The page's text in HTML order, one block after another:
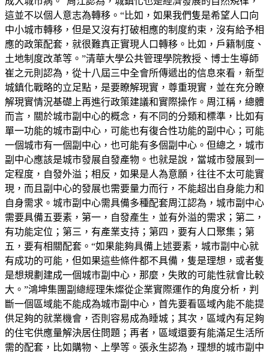
這並不以個人意志為轉移。“比如，如果我們隻是希望人口向
中小城市轉移，但是又沒有打破相應的制度約束，沒有給予相
應的政策配套，就很難真正實現人口轉移。比如，戶籍制度、
土地制度改革等。”清華大學公共管理學院教授、博士生導師
崔之元則認為，從十八屆三中全會所傳遞出的信息來看，新型
城鎮化戰略的立足點，是要瞭解現實，尊重現實，並在充分瞭
解現實情況基礎上再進行政策建議和實際操作。周江稱，總體
而言，關於城市副中心的概念，有不同的分類和標準，比如有
單一功能的城市副中心，可能也有復合性功能的副中心；可能
一個城市有一個副中心，也可能有多個副中心。但總之，城市
副中心應該是城市發展自發產物。也就是說，當城市發展到一
定程度，自發外溢；相反，如果是人為意願，往往不太可能實
現，而且副中心的發展也需要量力而行，不能超出自身能力和
自身需求。城市副中心需具備多種配套周江認為，城市副中心
需要具備五要素，第一，自發產生，並有外溢的需求；第二，
有功能定位；第三，有產業支持；第四，要有人口聚集；第
五，要有相關配套。“如果能夠具備上述要素，城市副中心就
有成功的可能，但如果這些條件都不具備，隻是理想，或者隻
是想規劃建成一個城市副中心，那麼，失敗的可能性就會比較
大。”鴻坤集團副總經理朱燦從企業實際運作的角度分析，判
斷一個區域能不能成為城市副中心，首先要看區域內能不能提
供足夠的就業機會，否則容易成為睡城；其次，區域內有足夠
的住宅供應量解決居住問題；再者，區域還要有能滿足生活所
需的配套，比如購物、上學等。張永生認為，理想的城市副中